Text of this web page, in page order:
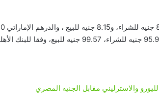
والاسترليني مقابل الجنيه المصري